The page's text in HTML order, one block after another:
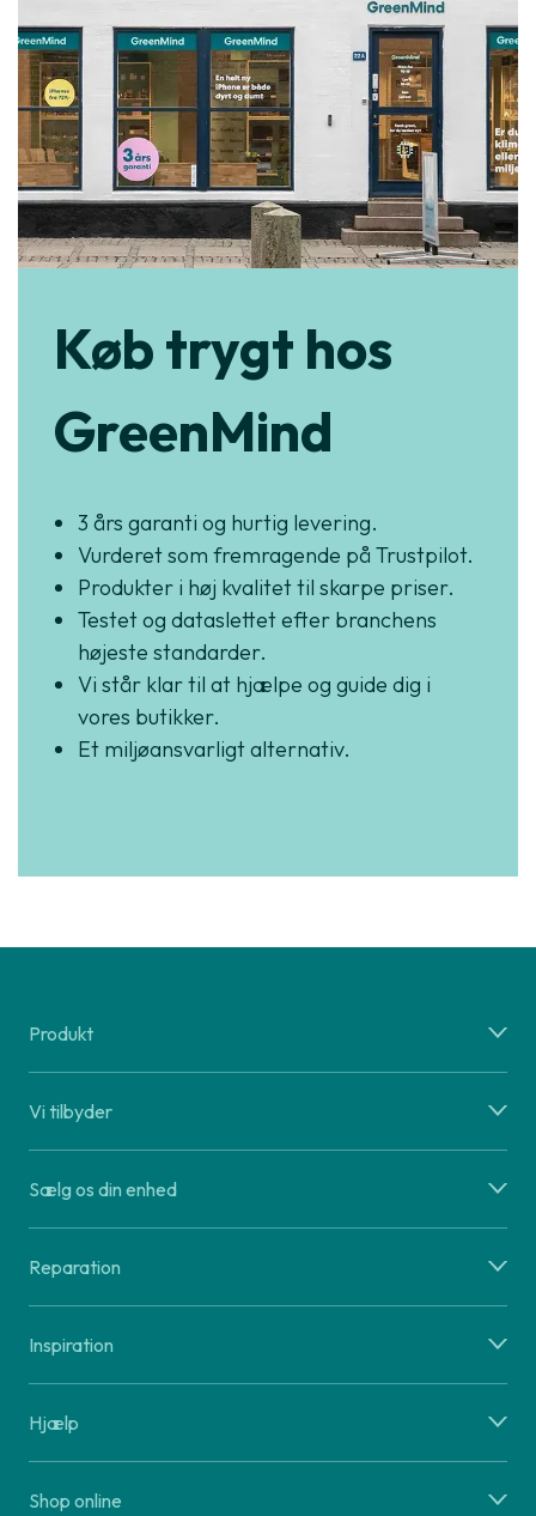
Køb trygt hos
GreenMind
3 års garanti og hurtig levering.
Vurderet som fremragende på Trustpilot.
Produkter i høj kvalitet til skarpe priser.
Testet og dataslettet efter branchens
højeste standarder.
Vi står klar til at hjælpe og guide dig i
vores butikker.
Et miljøansvarligt alternativ.
Produkt
Vi tilbyder
Sælg os din enhed
Reparation
Inspiration
Hjælp
Shop online